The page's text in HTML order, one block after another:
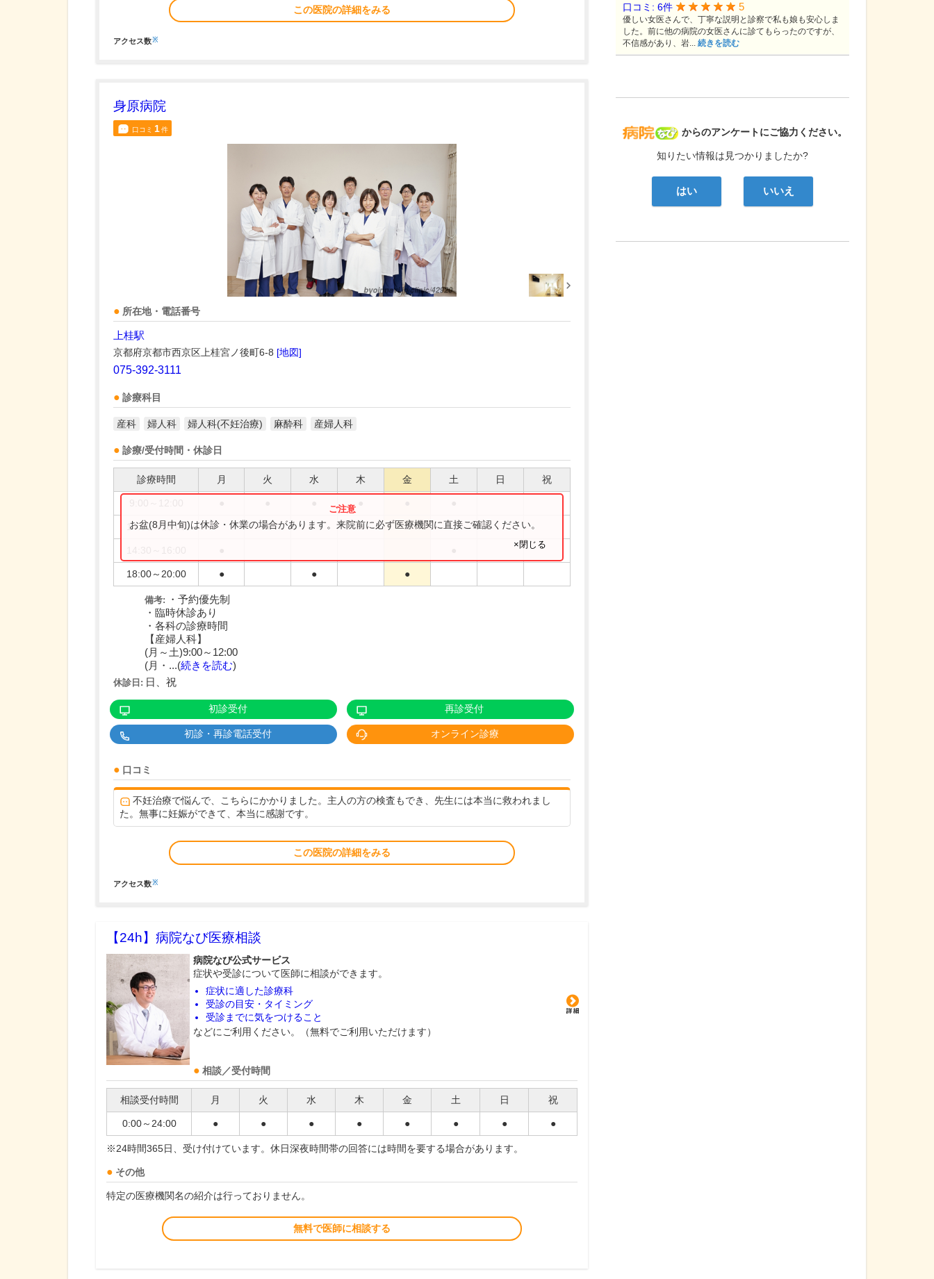
この医院の詳細をみる
アクセス数※
身原病院
口コミ 1件
所在地・電話番号
上桂駅
京都府京都市西京区上桂宮ノ後町6-8 [地図]
075-392-3111
診療科目
産科 婦人科 婦人科(不妊治療) 麻酔科 産婦人科
診療/受付時間・休診日
診療時間 月 火 水 木 金 土 日 祝
14:00～16:00 ● ● ●
18:00～20:00 ● ● ●
お盆(8月中旬)は休診・休業の場合があります。来院前に必ず医療機関に直接ご確認ください。
×閉じる
備考:
・予約優先制
・臨時休診あり
・各科の診療時間
【産婦人科】
(月～土)9:00～12:00
(月・...(続きを読む)
休診日: 日、祝
初診受付 再診受付
初診・再診電話受付 オンライン診療
口コミ
不妊治療で悩んで、こちらにかかりました。主人の方の検査もでき、先生には本当に救われまし
た。無事に妊娠ができて、本当に感謝です。
この医院の詳細をみる
アクセス数※
【24h】 病院なび医療相談
病院なび公式サービス
症状や受診について医師に相談ができます。
症状に適した診療科
受診の目安・タイミング
受診までに気をつけること
などにご利用ください。（無料でご利用いただけます）
相談／受付時間
相談受付時間 月 火 水 木 金 土 日 祝
0:00～24:00 ● ● ● ● ● ● ● ●
※24時間365日、受け付けています。休日深夜時間帯の回答には時間を要する場合があります。
その他
特定の医療機関名の紹介は行っておりません。
無料で医師に相談する
病院なび
からのアンケートにご協力ください。
知りたい情報は見つかりましたか?
はい いいえ
口コミ: 6件 5
優しい女医さんで、丁寧な説明と診察で私も娘も安心しま
した。前に他の病院の女医さんに診てもらったのですが、
不信感があり、岩... 続きを読む